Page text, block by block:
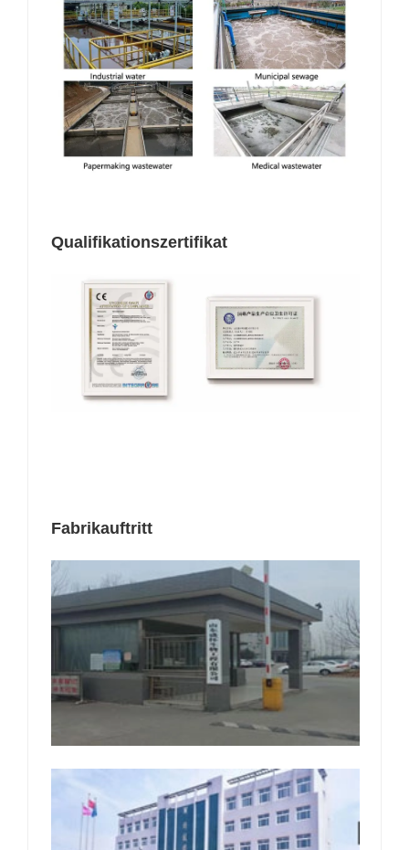
Qualifikationszertifikat
Fabrikauftritt